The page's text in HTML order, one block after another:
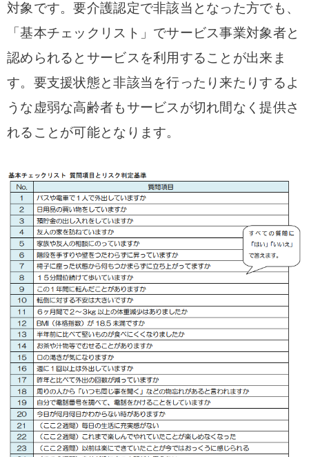
対象です。要介護認定で非該当となった方でも、
「基本チェックリスト」でサービス事業対象者と
認められるとサービスを利用することが出来ま
す。要支援状態と非該当を行ったり来たりするよ
うな虚弱な高齢者もサービスが切れ間なく提供さ
れることが可能となります。